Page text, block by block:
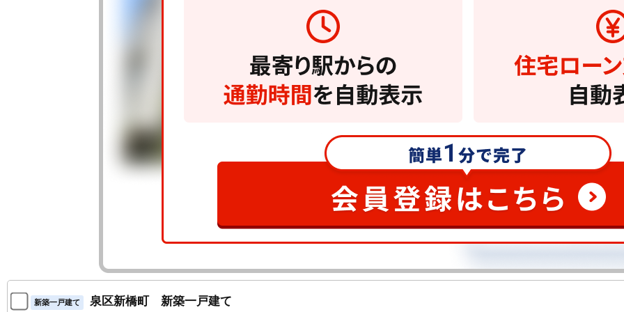
新築一戸建て 泉区新橋町 新築一戸建て